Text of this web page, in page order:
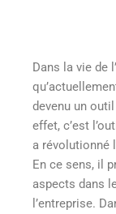
Dans la vie de
devenu un
effet, c’est
a révolutionné
En ce sens, il
aspects dans
l’entreprise.